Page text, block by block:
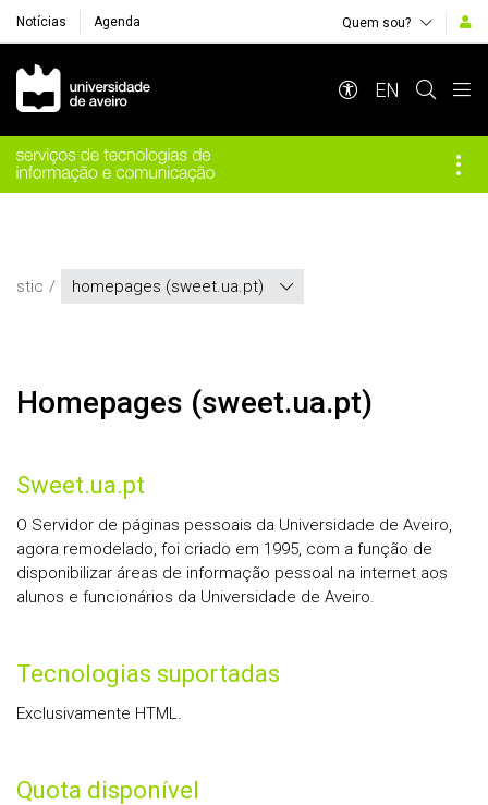
Notícias Agenda Quem sou?
Navegação Principal
EN
stic homepages (sweet.ua.pt)
homepages (sweet.ua.pt)
Sweet.ua.pt
O Servidor de páginas pessoais da Universidade de Aveiro,
agora remodelado, foi criado em 1995, com a função de
disponibilizar áreas de informação pessoal na internet aos
alunos e funcionários da Universidade de Aveiro.
Tecnologias suportadas
Exclusivamente HTML.
Quota disponível